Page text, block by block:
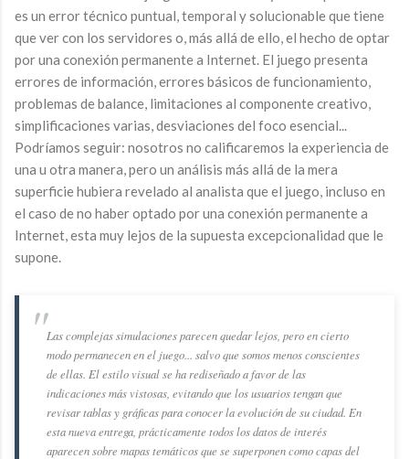
es un error técnico puntual, temporal y solucionable que tiene
que ver con los servidores o, más allá de ello, el hecho de optar
por una conexión permanente a Internet. El juego presenta
errores de información, errores básicos de funcionamiento,
problemas de balance, limitaciones al componente creativo,
simplificaciones varias, desviaciones del foco esencial...
Podríamos seguir: nosotros no calificaremos la experiencia de
una u otra manera, pero un análisis más allá de la mera
superficie hubiera revelado al analista que el juego, incluso en
el caso de no haber optado por una conexión permanente a
Internet, esta muy lejos de la supuesta excepcionalidad que le
supone.
Las complejas simulaciones parecen quedar lejos, pero en cierto
modo permanecen en el juego... salvo que somos menos conscientes
de ellas. El estilo visual se ha rediseñado a favor de las
indicaciones más vistosas, evitando que los usuarios tengan que
revisar tablas y gráficas para conocer la evolución de su ciudad. En
esta nueva entrega, prácticamente todos los datos de interés
aparecen sobre mapas temáticos que se superponen como capas del